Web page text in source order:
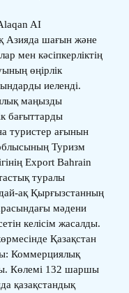
AI
Азияда шағын және
мен кәсіпкерліктің
өңірлік
иеленді.
маңызды
бағыттарды
туристер ағынын
Туризм
Export Bahrain
туралы
ақ Қырғызстанның
мәдени
келісім жасалды.
Қазақстан
Коммерциялық
Көлемі 132 шаршы
қазақстандық